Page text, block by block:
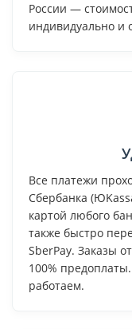
России —
индивидуально и
Все платежи
Сбербанка
картой любого
также быстро
SberPay. Заказы
100%
работаем.